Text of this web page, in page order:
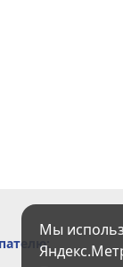
Мы